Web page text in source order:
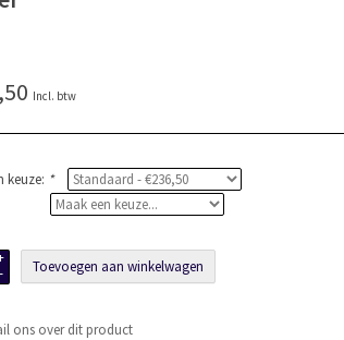
Incl. btw
keuze: *
-
Toevoegen aan winkelwagen
ons over dit product